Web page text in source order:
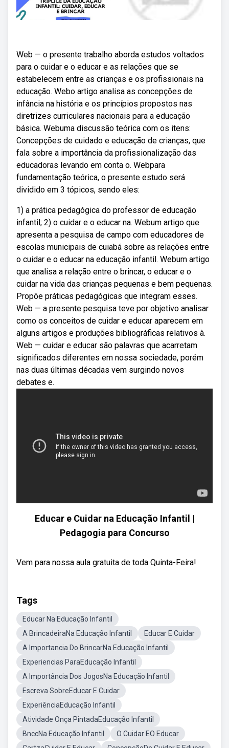
Web — o presente trabalho aborda estudos voltados
para o cuidar e o educar e as relações que se
estabelecem entre as crianças e os profissionais na
educação. Webo artigo analisa as concepções de
infância na história e os princípios propostos nas
diretrizes curriculares nacionais para a educação
básica. Webuma discussão teórica com os itens:
Concepções de cuidado e educação de crianças, que
fala sobre a importância da profissionalização das
educadoras levando em conta o. Webpara
fundamentação teórica, o presente estudo será
dividido em 3 tópicos, sendo eles:
1) a prática pedagógica do professor de educação
infantil; 2) o cuidar e o educar na. Webum artigo que
apresenta a pesquisa de campo com educadores de
escolas municipais de cuiabá sobre as relações entre
o cuidar e o educar na educação infantil. Webum artigo
que analisa a relação entre o brincar, o educar e o
cuidar na vida das crianças pequenas e bem pequenas.
Propõe práticas pedagógicas que integram esses.
Web — a presente pesquisa teve por objetivo analisar
como os conceitos de cuidar e educar aparecem em
alguns artigos e produções bibliográficas relativos à.
Web — cuidar e educar são palavras que acarretam
significados diferentes em nossa sociedade, porém
nas duas últimas décadas vem surgindo novos
debates e.
Educar e Cuidar na Educação Infantil |
Pedagogia para Concurso
Vem para nossa aula gratuita de toda Quinta-Feira!
Tags
Educar Na Educação Infantil
A BrincadeiraNa Educação Infantil
Educar E Cuidar
A Importancia Do BrincarNa Educação Infantil
Experiencias ParaEducação Infantil
A Importância Dos JogosNa Educação Infantil
Escreva SobreEducar E Cuidar
ExperiênciaEducação Infantil
Atividade Onça PintadaEducação Infantil
BnccNa Educação Infantil
O Cuidar EO Educar